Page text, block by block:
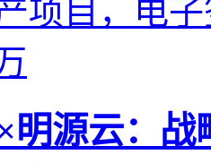
明源云：战